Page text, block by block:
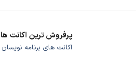
پرفروش ترین اکانت ها
اکانت های برنامه نویسان